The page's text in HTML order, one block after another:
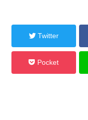
Twitter
Pocket